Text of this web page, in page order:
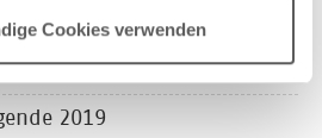
Cookies verwenden
wir waren (mp4-Dateiformat)
Dick (mp4-Dateiformat)
2019